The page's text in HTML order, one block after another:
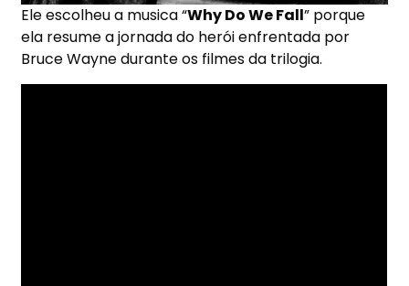
Ele escolheu a musica“WhyDo We Fall” porque
ela resume a jornada do herói enfrentada por
Bruce Wayne durante os filmes da trilogia.